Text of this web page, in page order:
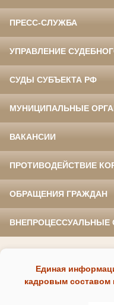
ПРЕСС-СЛУЖБА
УПРАВЛЕНИЕ
СУДЫ СУБЪЕКТА РФ
МУНИЦИПАЛЬНЫЕ
ВАКАНСИИ
ПРОТИВОДЕЙСТВИЕ
ОБРАЩЕНИЯ ГРАЖДАН
ВНЕПРОЦЕССУАЛЬНЫЕ
Единая
кадровым составом